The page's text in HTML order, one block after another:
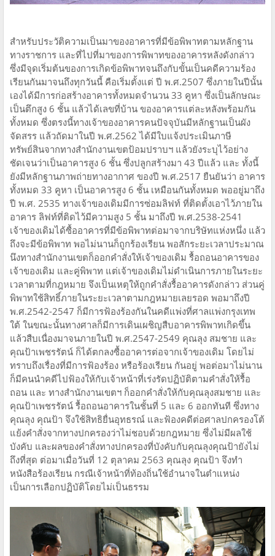
สำหรับประวัติความเป็นมาของอาคารที่มีข้อพิพาทตามหลักฐาน
ทางราชการ และที่ไปที่มาของการพิพาทของอาคารหลังดังกล่าว
ซึ่งมีจุดเริ่มต้นของการเกิดข้อพิพาทจนถึงกับขั้นเป็นคดีความร้อง
เรียนกันมาจนถึงทุกวันนี้ คือเริ่มตั้งแต่ ปี พ.ศ.2507 ซึ่งภายในปีนั้น
เองได้มีการก่อสร้างอาคารทั้งหมดจำนวน 33 คูหา ซึ่งเป็นลักษณะ
เป็นตึกสูง 6 ชั้น แล้วได้เลขที่บ้าน ของอาคารแต่ละหลังพร้อมกัน
ทั้งหมด ซึ่งตรงนี้ทางเจ้าของอาคารคนปัจจุบันมีหลักฐานเป็นผัง
จัดสรร แล้วถัดมาในปี พ.ศ.2562 ได้มีใบแจ้งประเมินภาษี
ทรัพย์สินจากทางสำนักงานเขตป้อมปราบฯ แล้วยังระบุไว้อย่าง
ชัดเจนว่าเป็นอาคารสูง 6 ชั้น ซึ่งปลูกสร้างมา 43 ปีแล้ว และ ทั้งนี้
ยังมีหลักฐานภาพถ่ายทางอากาศ ของปี พ.ศ.2517 ยืนยันว่า อาคาร
ทั้งหมด 33 คูหา เป็นอาคารสูง 6 ชั้น เหมือนกันทั้งหมด พออยู่มาถึง
ปี พ.ศ. 2535 ทางเจ้าของเดิมมีการซ่อมลิฟท์ ที่ติดตั้งเอาไว้ภายใน
อาคาร ลิฟท์ที่ติดไว้มีความสูง 5 ชั้น มาถึงปี พ.ศ.2538-2541
เจ้าของเดิมได้ซื้ออาคารที่มีข้อพิพาทต่อมาจากบริษัทแห่งหนึ่ง แล้ว
ถึงจะมีข้อพิพาท พอไม่นานก็ถูกร้องเรียน พอสักระยะเวลาประมาณ
นึงทางสำนักงานเขตก็ออกคำสั่งให้เจ้าของเดิม รื้อถอนอาคารของ
เจ้าของเดิม และคู่พิพาท แต่เจ้าของเดิมไม่ดำเนินการภายในระยะ
เวลาตามที่กฎหมาย จึงเป็นเหตุให้ถูกคำสั่งรื้ออาคารดังกล่าว ส่วนคู่
พิพาทใช้สิทธิ์ภายในระยะเวลาตามกฎหมายเลยรอด พอมาถึงปี
พ.ศ.2542-2547 ก็มีการฟ้องร้องกันในคดีแพ่งที่ศาลแพ่งกรุงเทพ
ใต้ ในขณะนั้นทางศาลก็มีการเดินเผชิญสืบอาคารพิพาทเกิดขึ้น
แล้วสืบเนื่องมาจนภายในปี พ.ศ.2547-2549 คุณลุง สมชาย และ
คุณป้าเพชรรัตน์ ก็ได้ตกลงซื้ออาคารต่อจากเจ้าของเดิม โดยไม่
ทราบถึงเรื่องที่มีการฟ้องร้อง หรือร้องเรียน กันอยู่ พอต่อมาไม่นาน
ก็มีคนนำคดีไปฟ้องให้กับเจ้าหน้าที่เร่งรัดปฏิบัติตามคำสั่งให้รื้อ
ถอน และ ทางสำนักงานเขตฯ ก็ออกคำสั่งให้กับคุณลุงสมชาย และ
คุณป้าเพชรรัตน์ รื้อถอนอาคารในชั้นที่ 5 และ 6 ออกทันที ซึ่งทาง
คุณลุง คุณป้า จึงใช้สิทธิยื่นอุทธรณ์ และฟ้องคดีต่อศาลปกครองโต้
แย้งคำสั่งจากทางปกครองว่าไม่ชอบด้วยกฎหมาย ซึ่งไม่มีผลใช้
บังคับ และผลของคำสั่งทางปกครองที่บังคับกับคุณลุงคุณป้ายังไม่
ถึงที่สุด ต่อมาเมื่อวันที่ 12 ตุลาคม 2563 คุณลุง คุณป้า จึงทำ
หนังสือร้องเรียน กรณีเจ้าหน้าที่ท้องถิ่นใช้อำนาจในตำแหน่ง
เป็นการเลือกปฏิบัติโดยไม่เป็นธรรม